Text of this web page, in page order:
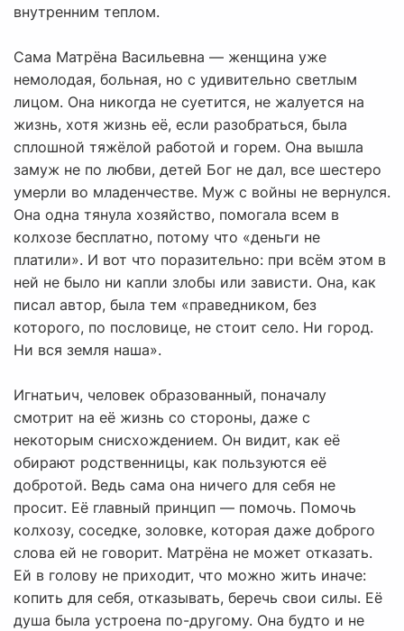
внутренним теплом.
Сама Матрёна Васильевна — женщина уже
немолодая, больная, но с удивительно светлым
лицом. Она никогда не суетится, не жалуется на
жизнь, хотя жизнь её, если разобраться, была
сплошной тяжёлой работой и горем. Она вышла
замуж не по любви, детей Бог не дал, все шестеро
умерли во младенчестве. Муж с войны не вернулся.
Она одна тянула хозяйство, помогала всем в
колхозе бесплатно, потому что «деньги не
платили». И вот что поразительно: при всём этом в
ней не было ни капли злобы или зависти. Она, как
писал автор, была тем «праведником, без
которого, по пословице, не стоит село. Ни город.
Ни вся земля наша».
Игнатьич, человек образованный, поначалу
смотрит на её жизнь со стороны, даже с
некоторым снисхождением. Он видит, как её
обирают родственницы, как пользуются её
добротой. Ведь сама она ничего для себя не
просит. Её главный принцип — помочь. Помочь
колхозу, соседке, золовке, которая даже доброго
слова ей не говорит. Матрёна не может отказать.
Ей в голову не приходит, что можно жить иначе:
копить для себя, отказывать, беречь свои силы. Её
душа была устроена по-другому. Она будто и не